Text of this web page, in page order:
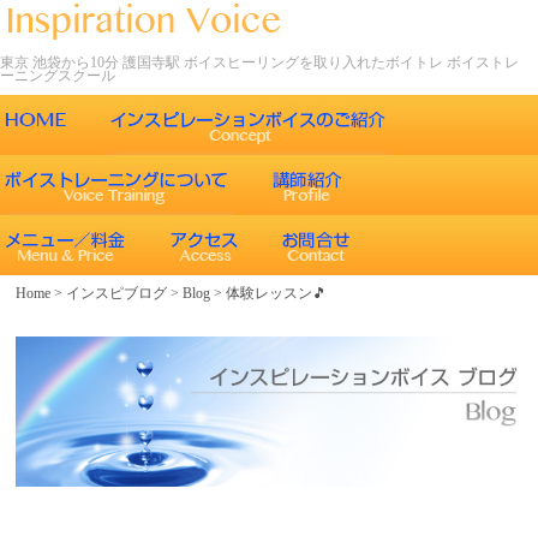
東京 池袋から10分 護国寺駅 ボイスヒーリングを取り入れたボイトレ ボイストレ
ーニングスクール
ごあいさつ
インスピレーションボイスの特徴
エネルギーワークとヒーリング効果
ボイスヒーリング
声について
インスピレーションボイスのボイストレーニング
インスピレーションボイスのボイスメソッド
レッスン内容
コース紹介
歌うことの効果
Home > インスピブログ >Blog >体験レッスン🎵